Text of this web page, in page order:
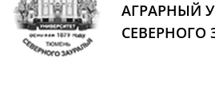
АГРАРНЫЙ
СЕВЕРНОГО